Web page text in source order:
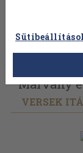
Vissza az
Márvány
VERSEK